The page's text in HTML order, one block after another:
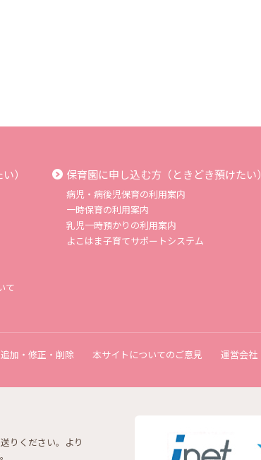
）
て
保育園に申し込む方（ときどき預けたい）
病児・病後児保育の利用案内
一時保育の利用案内
乳児一時預かりの利用案内
よこはま子育てサポートシステム
加・修正・削除 本サイトについてのご意見 運営会社
りください。より